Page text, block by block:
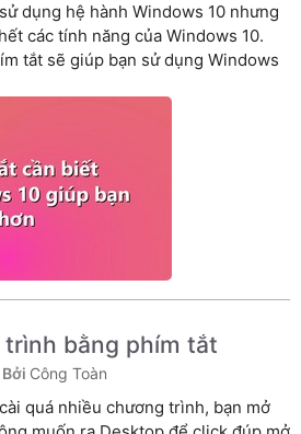
dụng hệ hành Windows 10 nhưng
các tính năng của Windows 10.
tắt sẽ giúp bạn sử dụng Windows
bằng phím tắt
Công Toàn
quá nhiều chương trình, bạn mở